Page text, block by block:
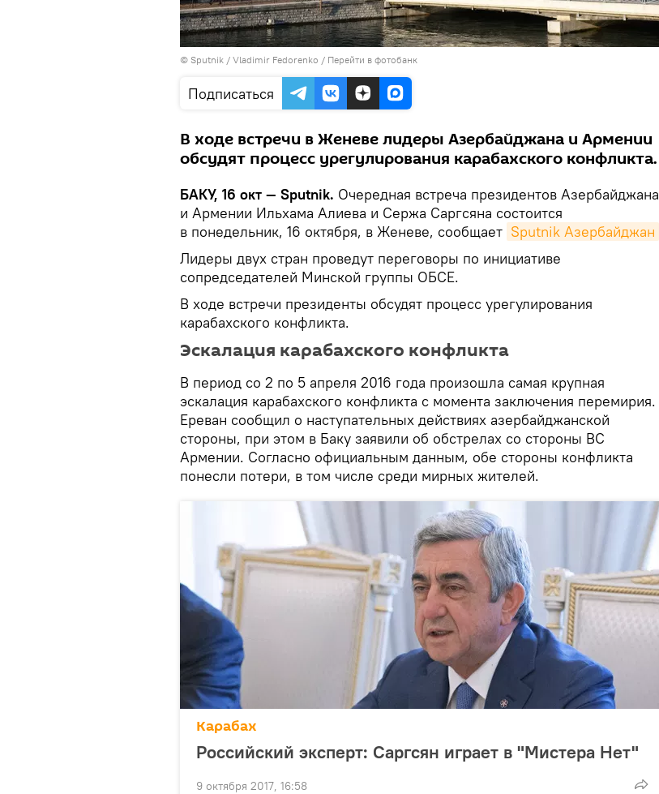
© Sputnik / Vladimir Fedorenko / Перейти в фотобанк
Подписаться
В ходе встречи в Женеве лидеры Азербайджана и Армении
обсудят процесс урегулирования карабахского конфликта.
БАКУ, 16 окт — Sputnik. Очередная встреча президентов Азербайджана
и Армении Ильхама Алиева и Сержа Саргсяна состоится
в понедельник, 16 октября, в Женеве, сообщает Sputnik Азербайджан
Лидеры двух стран проведут переговоры по инициативе
сопредседателей Минской группы ОБСЕ.
В ходе встречи президенты обсудят процесс урегулирования
карабахского конфликта.
Эскалация карабахского конфликта
В период со 2 по 5 апреля 2016 года произошла самая крупная
эскалация карабахского конфликта с момента заключения перемирия.
Ереван сообщил о наступательных действиях азербайджанской
стороны, при этом в Баку заявили об обстрелах со стороны ВС
Армении. Согласно официальным данным, обе стороны конфликта
понесли потери, в том числе среди мирных жителей.
Карабах
Российский эксперт: Саргсян играет в "Мистера Нет"
9 октября 2017, 16:58